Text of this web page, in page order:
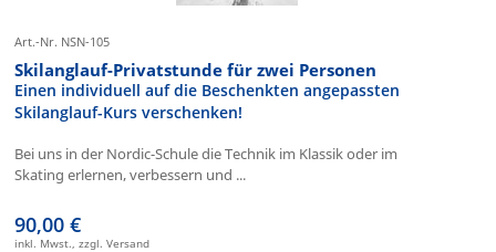
Art.-Nr. NSN-105
Skilanglauf-Privatstunde für zwei Personen
Einen individuell auf die Beschenkten angepassten
Skilanglauf-Kurs verschenken!
Bei uns in der Nordic-Schule die Technik im Klassik oder im
Skating erlernen, verbessern und ...
90,00 €
inkl. Mwst., zzgl. Versand